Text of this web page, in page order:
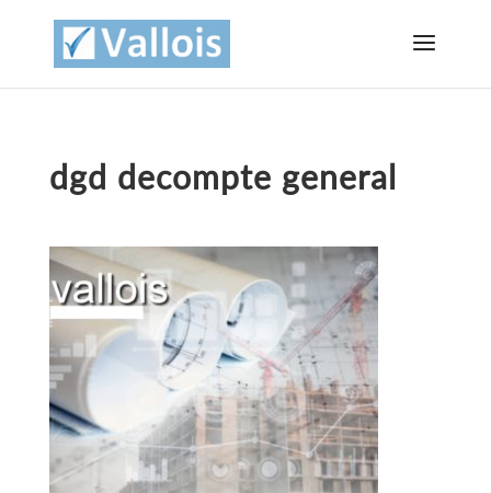
dgd decompte general